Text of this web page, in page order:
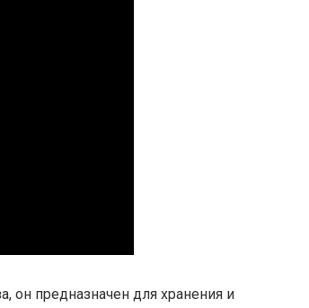
он предназначен для хранения и